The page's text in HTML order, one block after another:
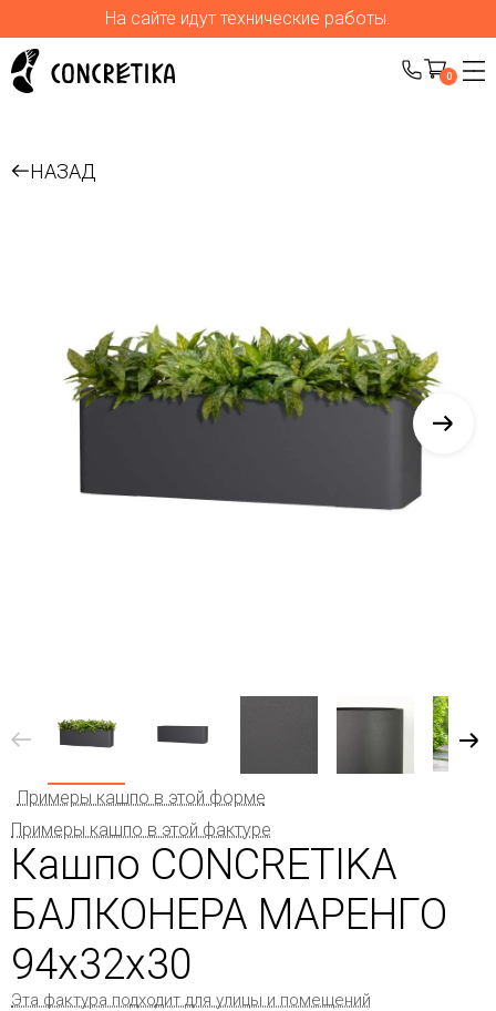
На сайте идут технические работы.
0
НАЗАД
Примеры кашпо в этой форме
Примеры кашпо в этой фактуре
Кашпо CONCRETIKA
БАЛКОНЕРА МАРЕНГО
94x32x30
Эта фактура подходит для улицы и помещений